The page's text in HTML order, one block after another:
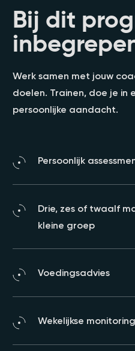
Bij dit
Werk samen met jouw
doelen. Trainen, doe je in
persoonlijke aandacht.
Persoonlijk
Drie, zes of twaalf
kleine groep
Voedingsadvies
Wekelijkse monitoring